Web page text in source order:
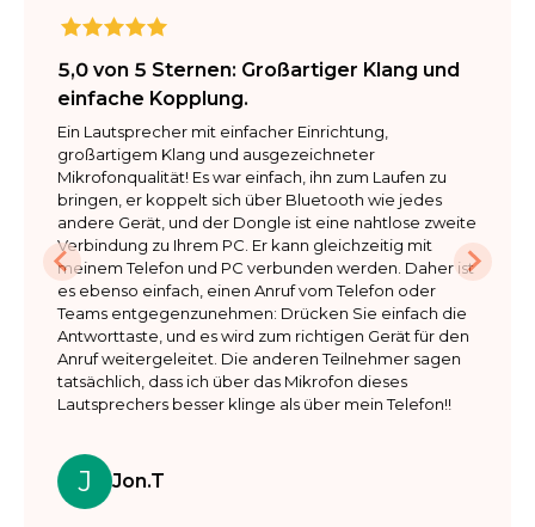
Umgekehrter
Ladeanschluss, unterstützt
das Aufladen von
Mobiltelefonen（5V-1A）
AUX: Anschluss an
Mobiltelefon/PC,
Eingang/Ausgang
AUX OUT/Link: Anschluss
von externen
Lautsprechern/Kaskadenerweiterung
von zwei A15s
USB-Dongle: Unterstützt
Abmessungen
Product dimensions：
216*109*41mm
238*155*48mm
Net weight：534g
Gross weight：792g
5,0 von 5 Sternen: Großartiger Klang und
einfache Kopplung.
Ein Lautsprecher mit einfacher Einrichtung,
großartigem Klang und ausgezeichneter
Mikrofonqualität! Es war einfach, ihn zum Laufen zu
bringen, er koppelt sich über Bluetooth wie jedes
andere Gerät, und der Dongle ist eine nahtlose zweite
Verbindung zu Ihrem PC. Er kann gleichzeitig mit
meinem Telefon und PC verbunden werden. Daher ist
es ebenso einfach, einen Anruf vom Telefon oder
Teams entgegenzunehmen: Drücken Sie einfach die
Antworttaste, und es wird zum richtigen Gerät für den
Anruf weitergeleitet. Die anderen Teilnehmer sagen
tatsächlich, dass ich über das Mikrofon dieses
Lautsprechers besser klinge als über mein Telefon!!
J Jon.T